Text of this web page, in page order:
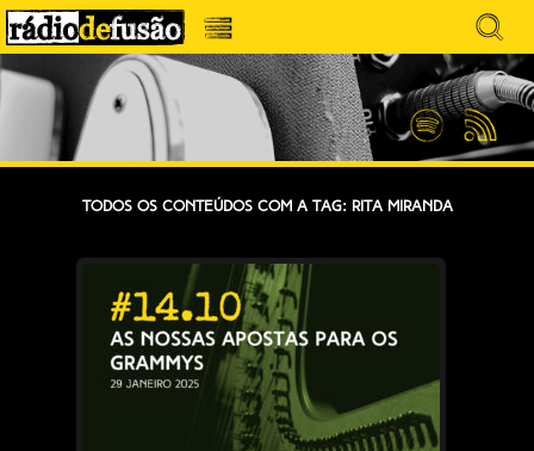
Avançar
para
o
conteúdo
Menu
Search
for:
RÁDIO DEFUSÃO
MÚSICA SEM PRECONCEITOS. CONVERSA
SEM PRETENSÕES.
SpotifyFeed
RSS
Todos os conteúdos com a tag: Rita Miranda